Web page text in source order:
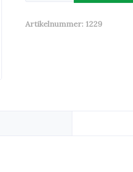
Artikelnummer: 1229